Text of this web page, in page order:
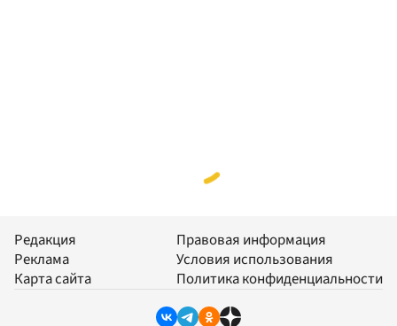
Редакция
Реклама
Карта сайта
Правовая информация
Условия использования
Политика конфиденциальности